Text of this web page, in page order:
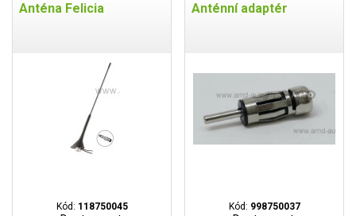
Anténa Felicia
Kód: 118750045
Anténní adaptér
Kód: 998750037